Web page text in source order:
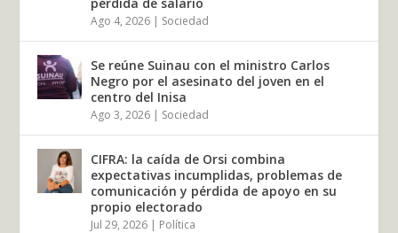
Ago 4, 2026 | Sociedad
Se reúne Suinau con el ministro Carlos
Negro por el asesinato del joven en el
centro del Inisa
Ago 3, 2026 | Sociedad
CIFRA: la caída de Orsi combina
expectativas incumplidas, problemas de
comunicación y pérdida de apoyo en su
propio electorado
Jul 29, 2026 | Política